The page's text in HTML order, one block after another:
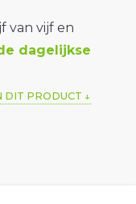
van vijf en
dagelijkse
DIT PRODUCT